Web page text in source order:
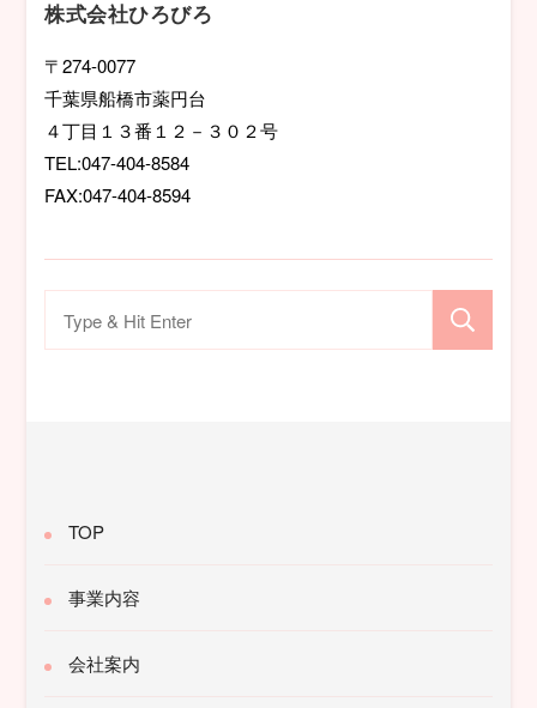
株式会社ひろびろ
〒274-0077
千葉県船橋市薬円台
４丁目１３番１２－３０２号
TEL:047-404-8584
FAX:047-404-8594
TOP
事業内容
会社案内